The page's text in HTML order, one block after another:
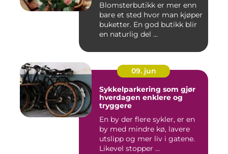
Blomsterbutikk er mer enn
bare et sted hvor man kjøper
buketter. En god butikk blir
en naturlig del ...
09. jun
Sykkelparkering som gjør
hverdagen enklere og
tryggere
En by der flere sykler, er en
by med mindre kø, lavere
utslipp og mer liv i gatene.
Likevel stopper ...